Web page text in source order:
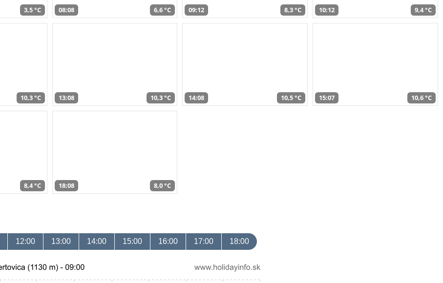
3,5 °C 08:08 6,6 °C 09:12 8,3 °C 10:12 9,4 °C
10,3 °C 13:08 10,3 °C 14:08 10,5 °C 15:07 10,6 °C
8,4 °C 18:08 8,0 °C
12:00 13:00 14:00 15:00 16:00 17:00 18:00